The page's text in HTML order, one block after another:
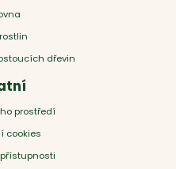
dřevin
prostředí
cookies